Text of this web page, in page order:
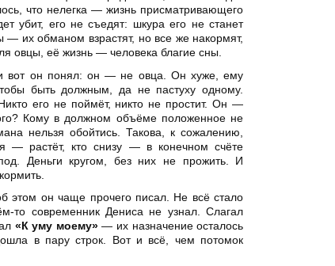
что нелегка — жизнь присматривающего
убит, его не съедят: шкура его не станет
— их обманом взрастят, но все же накормят,
овцы, её жизнь — человека благие сны.
вот он понял: он — не овца. Он хуже, ему
быть должным, да не пастуху одному.
его не поймёт, никто не простит. Он —
Кому в должном объёме положенное не
нельзя обойтись. Такова, к сожалению,
— растёт, кто снизу — в конечном счёте
Деньги кругом, без них не прожить. И
этом он чаще прочего писал. Не всё стало
то современник Дениса не узнал. Слагал
«К уму моему»— их назначение осталось
в пару строк. Вот и всё, чем потомок